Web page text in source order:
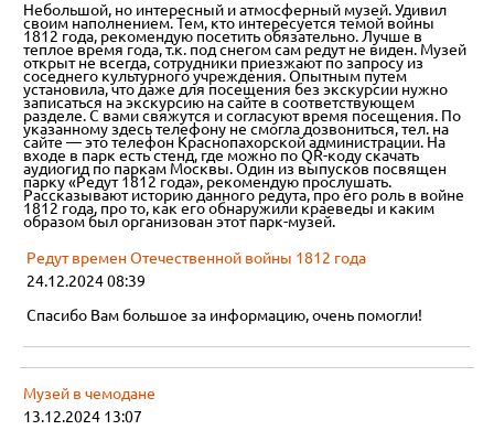
Небольшой, но интересный и атмосферный музей. Удивил
своим наполнением. Тем, кто интересуется темой войны
1812 года, рекомендую посетить обязательно. Лучше в
теплое время года, т.к. под снегом сам редут не виден. Музей
открыт не всегда, сотрудники приезжают по запросу из
соседнего культурного учреждения. Опытным путем
установила, что даже для посещения без экскурсии нужно
записаться на экскурсию на сайте в соответствующем
разделе. С вами свяжутся и согласуют время посещения. По
указанному здесь телефону не смогла дозвониться, тел. на
сайте — это телефон Краснопахорской администрации. На
входе в парк есть стенд, где можно по QR-коду скачать
аудиогид по паркам Москвы. Один из выпусков посвящен
парку «Редут 1812 года», рекомендую прослушать.
Рассказывают историю данного редута, про его роль в войне
1812 года, про то, как его обнаружили краеведы и каким
образом был организован этот парк-музей.
Редут времен Отечественной войны 1812 года
24.12.2024 08:39
Спасибо Вам большое за информацию, очень помогли!
Музей в чемодане
13.12.2024 13:07